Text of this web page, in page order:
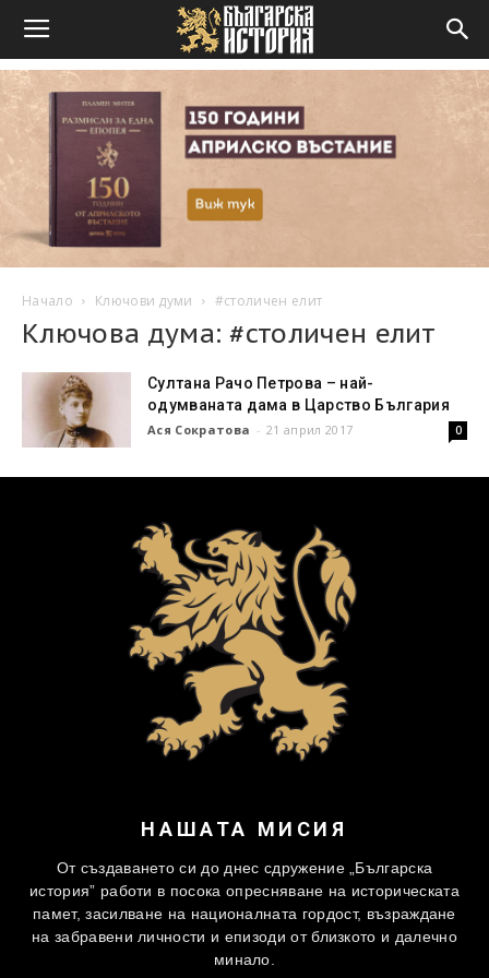
Начало Ключови думи #столичен елит
Ключова дума: #столичен елит
Султана Рачо Петрова – най-
одумваната дама в Царство България
Ася Сократова - 21 април 2017 0
НАШАТА МИСИЯ
От създаването си до днес сдружение „Българска
история” работи в посока опресняване на историческата
памет, засилване на националната гордост, възраждане
на забравени личности и епизоди от близкото и далечно
минало.